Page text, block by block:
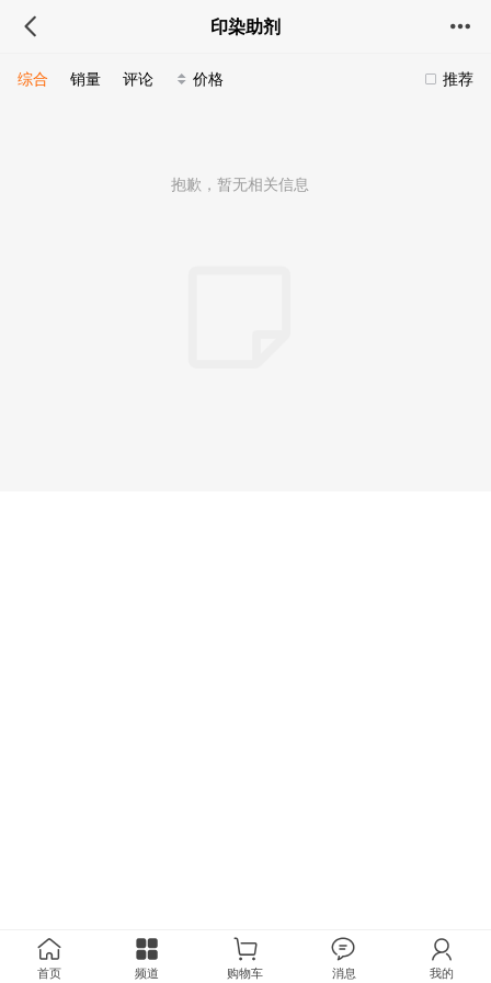
印染助剂
推荐
综合 销量 评论 价格
抱歉，暂无相关信息
首页 频道 购物车 消息 我的